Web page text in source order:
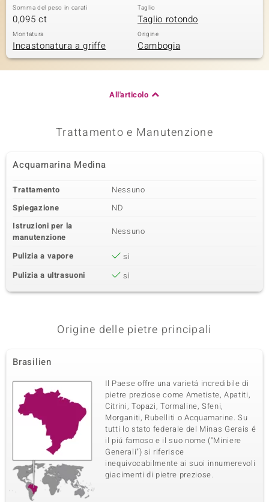
Somma del peso in carati
0,095 ct
Taglio
Taglio rotondo
Montatura
Incastonatura a griffe
Origine
Cambogia
All'articolo
Trattamento e Manutenzione
Acquamarina Medina
Trattamento
Nessuno
Spiegazione
ND
Istruzioni per la
manutenzione
Nessuno
Pulizia a vapore
sì
Pulizia a ultrasuoni
sì
Origine delle pietre principali
Brasilien
Il Paese offre una varietá incredibile di
pietre preziose come Ametiste, Apatiti,
Citrini, Topazi, Tormaline, Sfeni,
Morganiti, Rubelliti o Acquamarine. Su
tutti lo stato federale del Minas Gerais é
il piú famoso e il suo nome ("Miniere
Generali") si riferisce
inequivocabilmente ai suoi innumerevoli
giacimenti di pietre preziose.